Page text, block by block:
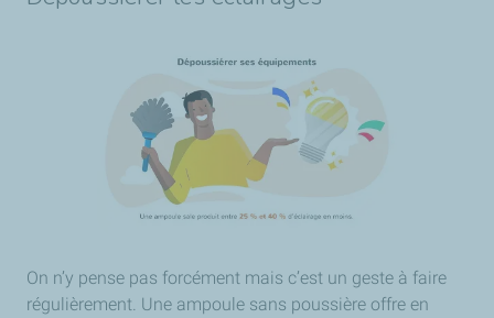
On n’y pense pas forcément mais c’est un geste à faire
régulièrement. Une ampoule sans poussière offre en